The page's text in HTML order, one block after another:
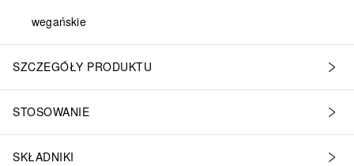
wegańskie
SZCZEGÓŁY PRODUKTU
STOSOWANIE
SKŁADNIKI